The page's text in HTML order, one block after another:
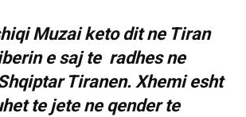
Muzai keto dit ne Tiran
e saj te radhes ne
Tiranen. Xhemi esht
te jete ne qender te